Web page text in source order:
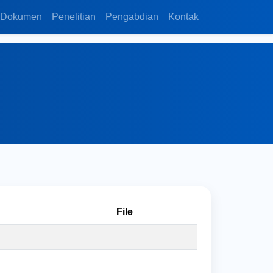
Dokumen Penelitian Pengabdian Kontak
File